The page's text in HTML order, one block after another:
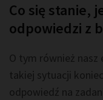
Co się stanie,
odpowiedzi z
O tym również nasz
takiej sytuacji
odpowiedź na